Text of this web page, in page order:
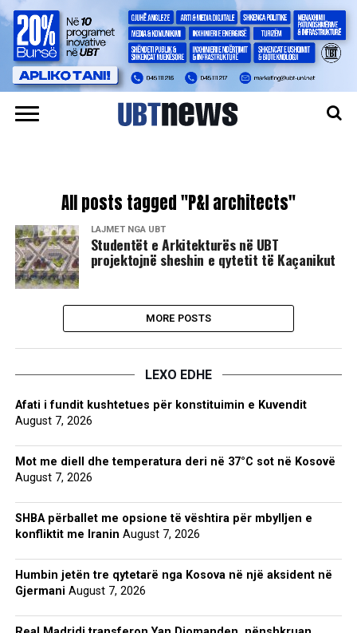
All posts tagged "P&I architects"
LAJMET NGA UBT
Studentët e Arkitekturës në UBT
projektojnë sheshin e qytetit të Kaçanikut
MORE POSTS
LEXO EDHE
Afati i fundit kushtetues për konstituimin e Kuvendit
August 7, 2026
Mot me diell dhe temperatura deri në 37°C sot në Kosovë
August 7, 2026
SHBA përballet me opsione të vështira për mbylljen e
konfliktit me Iranin August 7, 2026
Humbin jetën tre qytetarë nga Kosova në një aksident në
Gjermani August 7, 2026